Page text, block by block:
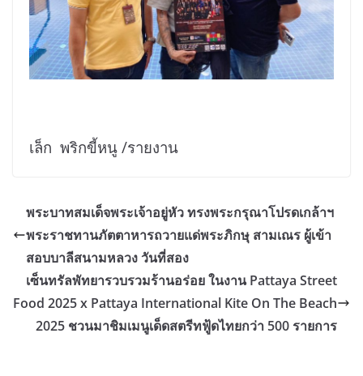
เล็ก พริกขี้หนู /รายงาน
พระบาทสมเด็จพระเจ้าอยู่หัว ทรงพระกรุณาโปรดเกล้าฯ
พระราชทานภัตตาหารถวายแด่พระภิกษุ สามเณร ผู้เข้า
สอบบาลีสนามหลวง วันที่สอง
เซ็นทรัลพัทยารวบรวมร้านอร่อย ในงาน Pattaya Street
Food 2025 x Pattaya International Kite On The Beach
2025 ชวนมาชิมเมนูเด็ดสตรีทฟู้ดไทยกว่า 500 รายการ